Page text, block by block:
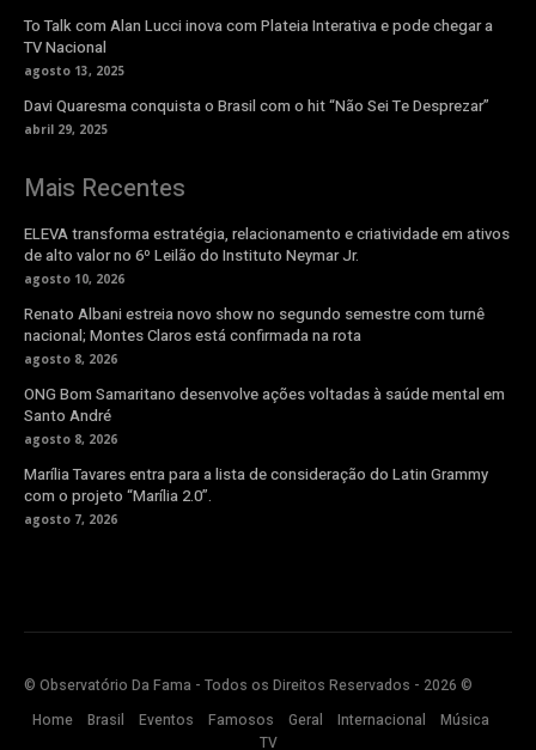
To Talk com Alan Lucci inova com Plateia Interativa e pode chegar a
TV Nacional
agosto 13, 2025
Davi Quaresma conquista o Brasil com o hit “Não Sei Te Desprezar”
abril 29, 2025
Mais Recentes
ELEVA transforma estratégia, relacionamento e criatividade em ativos
de alto valor no 6º Leilão do Instituto Neymar Jr.
agosto 10, 2026
Renato Albani estreia novo show no segundo semestre com turnê
nacional; Montes Claros está confirmada na rota
agosto 8, 2026
ONG Bom Samaritano desenvolve ações voltadas à saúde mental em
Santo André
agosto 8, 2026
Marília Tavares entra para a lista de consideração do Latin Grammy
com o projeto “Marília 2.0”.
agosto 7, 2026
© Observatório Da Fama - Todos os Direitos Reservados - 2026 ©
Home
Brasil Eventos Famosos Geral Internacional
Música
TV